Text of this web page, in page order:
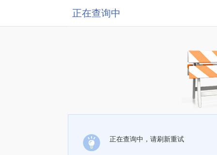
正在查询中
正在查询中，请刷新重试